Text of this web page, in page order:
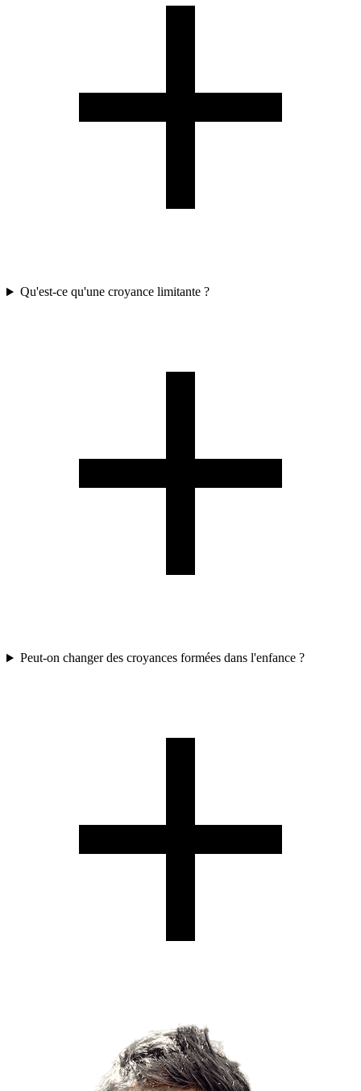
Qu'est-ce qu'une croyance limitante ?
Peut-on changer des croyances formées dans l'enfance ?